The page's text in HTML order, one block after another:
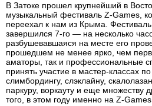
В Затоке прошел крупнейший в
музыкальный фестиваль Z-Games,
переехал к нам из Крыма. Фестиваль
завершился 7-го — на несколько
разбушевавшаяся на месте его
прошедшем не менее ярко, чем
аматоры, так и профессиональные
принять участие в мастер-классах по
слимбордингу, слэклайну,
паркуру, воркауту и еще множеству
того, в этом году именно на Z-